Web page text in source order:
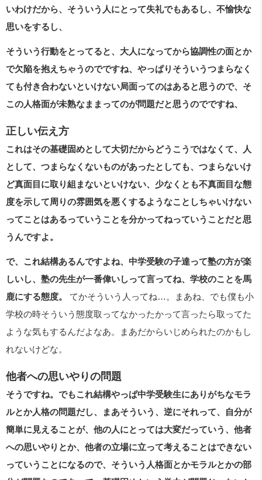
いわけだから、そういう人にとって失礼でもあるし、不愉快な
思いをするし、
そういう行動をとってると、大人になってから協調性の面とか
で欠陥を抱えちゃうのでですね、やっぱりそういうつまらなく
ても付き合わないといけない局面ってのはあると思うので、そ
この人格面が未熟なままってのが問題だと思うのでですね、
正しい伝え方
これはその基礎固めとして大切だからどうこうではなくて、人
として、つまらなくないものがあったとしても、つまらないけ
ど真面目に取り組まないといけない、少なくとも不真面目な態
度を示して周りの雰囲気を悪くするようなことしちゃいけない
ってことはあるっていうことを分かってねっていうことだと思
うんですよ。
で、これ結構あるんですよね、中学受験の子達って塾の方が楽
しいし、塾の先生が一番偉いしって言ってね、学校のことを馬
鹿にする態度。
てかそういう人ってね…。まあね、でも僕も小
学校の時そういう態度取ってなかったかって言ったら取ってた
ような気もするんだよなあ。まあだからいじめられたのかもし
れないけどな。
他者への思いやりの問題
そうですね。でもこれ結構やっぱ中学受験生にありがちなモラ
ルとか人格の問題だし、まあそういう、逆にそれって、自分が
簡単に見えることが、他の人にとっては大変だっていう、他者
への思いやりとか、他者の立場に立って考えることはできない
っていうことになるので、そういう人格面とかモラルとかの部